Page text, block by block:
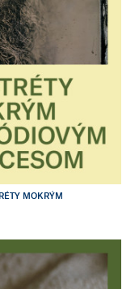
MOKRÝM